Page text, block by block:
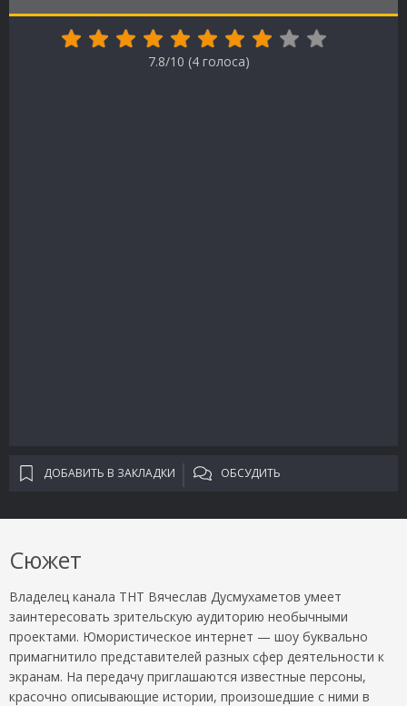
7.8/10 (4 голоса)
ДОБАВИТЬ В ЗАКЛАДКИ ОБСУДИТЬ
Сюжет
Владелец канала ТНТ Вячеслав Дусмухаметов умеет
заинтересовать зрительскую аудиторию необычными
проектами. Юмористическое интернет — шоу буквально
примагнитило представителей разных сфер деятельности к
экранам. На передачу приглашаются известные персоны,
красочно описывающие истории, произошедшие с ними в